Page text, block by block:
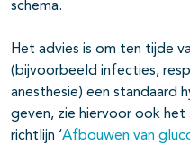
schema.
Het advies is om ten tijde
(bijvoorbeeld infecties,
anesthesie) een standaard
geven, zie hiervoor ook het
richtlijn ‘Afbouwen van